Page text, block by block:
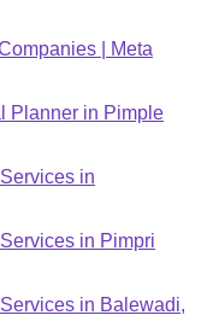
| Meta
Planner in Pimple
in
in Pimpri
in Balewadi,